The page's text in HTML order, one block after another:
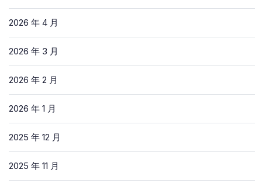
2026 年 4 月
2026 年 3 月
2026 年 2 月
2026 年 1 月
2025 年 12 月
2025 年 11 月